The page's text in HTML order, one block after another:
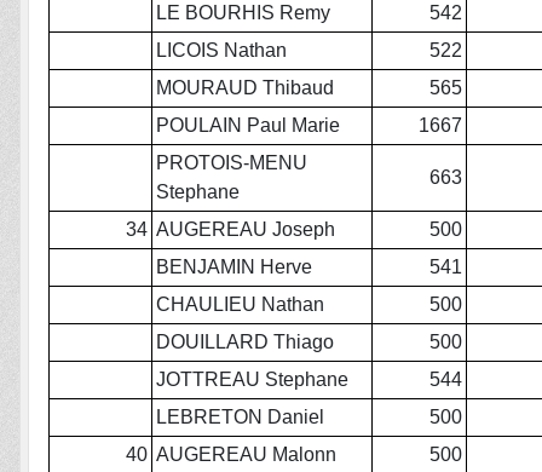
LE BOURHIS Remy
542
LICOIS Nathan
522
MOURAUD Thibaud
565
POULAIN Paul Marie
1667
PROTOIS-MENU
Stephane
663
34 AUGEREAU Joseph 500
BENJAMIN Herve
541
CHAULIEU Nathan
500
DOUILLARD Thiago
500
JOTTREAU Stephane
544
LEBRETON Daniel
500
40 AUGEREAU Malonn 500